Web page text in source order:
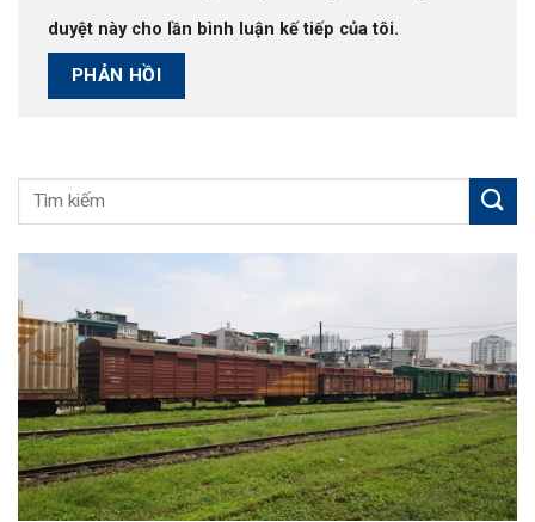
duyệt này cho lần bình luận kế tiếp của tôi.